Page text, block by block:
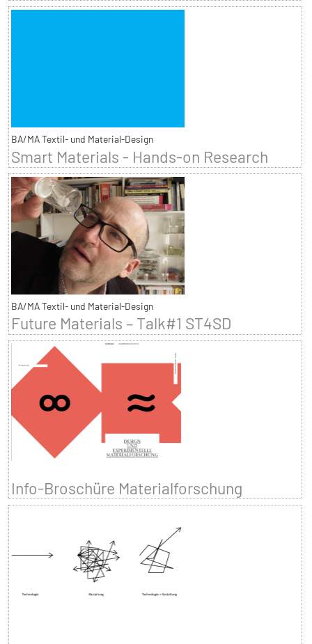
BA/MA Textil- und Material-Design
Smart Materials - Hands-on Research
BA/MA Textil- und Material-Design
Future Materials – Talk#1 ST4SD
Info-Broschüre Materialforschung